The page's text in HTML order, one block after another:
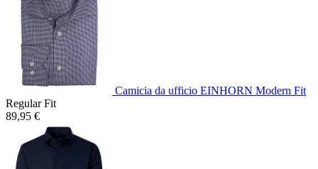
Camicia da ufficio EINHORN Modern Fit
Regular Fit
89,95 €